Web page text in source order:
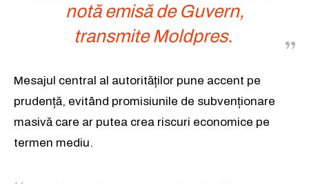
notă emisă de Guvern,
transmiteMoldpres.
Mesajul central al autorităților pune accent pe
prudență, evitând promisiunile de subvenționare
masivă care ar putea crea riscuri economice pe
termen mediu.